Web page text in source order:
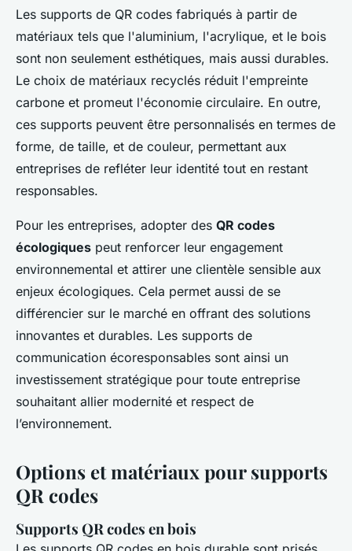
Les supports de QR codes fabriqués à partir de
matériaux tels que l'aluminium, l'acrylique, et le bois
sont non seulement esthétiques, mais aussi durables.
Le choix de matériaux recyclés réduit l'empreinte
carbone et promeut l'économie circulaire. En outre,
ces supports peuvent être personnalisés en termes de
forme, de taille, et de couleur, permettant aux
entreprises de refléter leur identité tout en restant
responsables.
Pour les entreprises, adopter des QR codes
écologiques peut renforcer leur engagement
environnemental et attirer une clientèle sensible aux
enjeux écologiques. Cela permet aussi de se
différencier sur le marché en offrant des solutions
innovantes et durables. Les supports de
communication écoresponsables sont ainsi un
investissement stratégique pour toute entreprise
souhaitant allier modernité et respect de
l’environnement.
Options et matériaux pour supports
QR codes
Supports QR codes en bois